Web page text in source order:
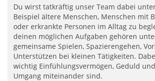
Du wirst tatkräftig unser Team dabei
Beispiel ältere Menschen, Menschen mit
oder erkrankte Personen im Alltag zu
deinen möglichen Aufgaben gehören
gemeinsame Spielen, Spazierengehen,
Unterstützen bei kleinen Tätigkeiten.
wichtig Einfühlungsvermögen, Geduld
Umgang miteinander sind.